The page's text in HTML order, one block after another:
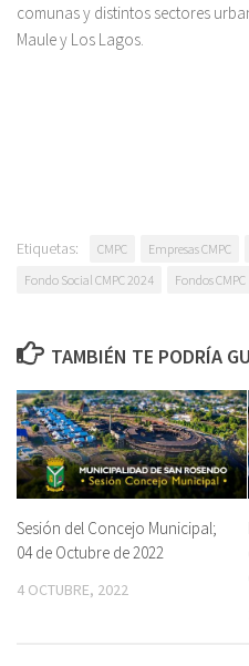
comunas y distintos sectores
Maule y Los Lagos.
Etiquetas: CMPC Empresas CMPC
Fondo Social CMPC 2024
Fondos CMPC
TAMBIÉN TE PODRÍA
Sesión del Concejo Municipal;
04 de Octubre de 2022
4 OCTUBRE, 2022